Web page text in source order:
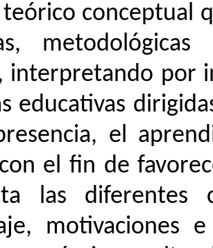
conceptual
interpretando por
educativas
el
el fin de
las diferentes
motivaciones